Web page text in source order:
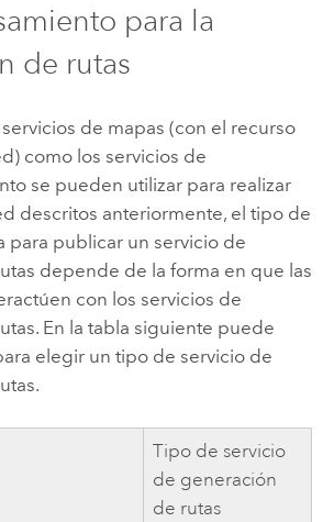
para la
de rutas
de mapas (con el recurso
como los servicios de
se pueden utilizar para realizar
descritos anteriormente, el tipo de
para publicar un servicio de
depende de la forma en que las
con los servicios de
En la tabla siguiente puede
elegir un tipo de servicio de
Tipo de servicio
de generación
de rutas